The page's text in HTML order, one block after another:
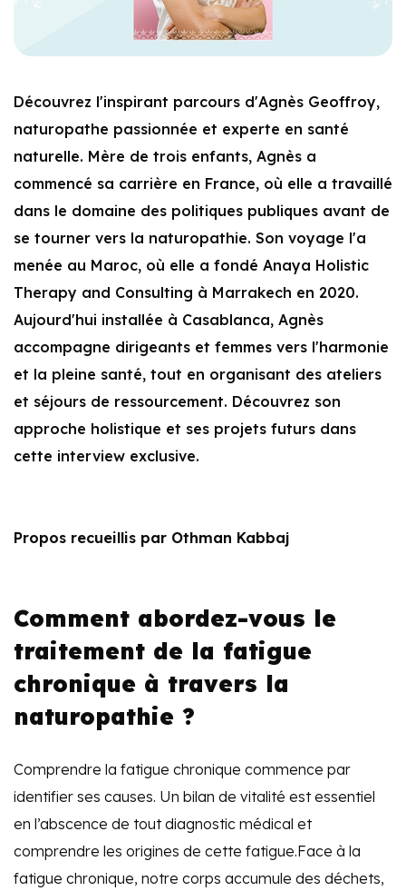
Découvrez l'inspirant parcours d'Agnès Geoffroy,
naturopathe passionnée et experte en santé
naturelle. Mère de trois enfants, Agnès a
commencé sa carrière en France, où elle a travaillé
dans le domaine des politiques publiques avant de
se tourner vers la naturopathie. Son voyage l'a
menée au Maroc, où elle a fondé Anaya Holistic
Therapy and Consulting à Marrakech en 2020.
Aujourd'hui installée à Casablanca, Agnès
accompagne dirigeants et femmes vers l'harmonie
et la pleine santé, tout en organisant des ateliers
et séjours de ressourcement. Découvrez son
approche holistique et ses projets futurs dans
cette interview exclusive.
Propos recueillis par Othman Kabbaj
Comment abordez-vous le
traitement de la fatigue
chronique à travers la
naturopathie ?
Comprendre la fatigue chronique commence par
identifier ses causes. Un bilan de vitalité est essentiel
en l’abscence de tout diagnostic médical et
comprendre les origines de cette fatigue.Face à la
fatigue chronique, notre corps accumule des déchets,